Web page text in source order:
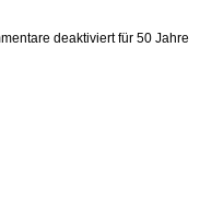
deaktiviertfür 50 Jahre